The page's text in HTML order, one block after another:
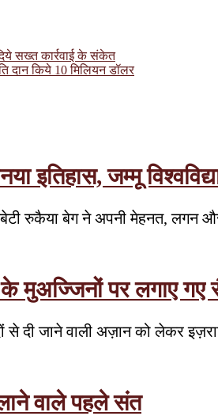
सख्त कार्रवाई के संकेत
दान किये 10 मिलियन डॉलर
इतिहास, जम्मू
रुकैया बेग ने अपनी मेहनत, लगन
मुअज्जिनों पर लगाए गए
से दी जाने वाली अज़ान को लेकर
वाले पहले संत